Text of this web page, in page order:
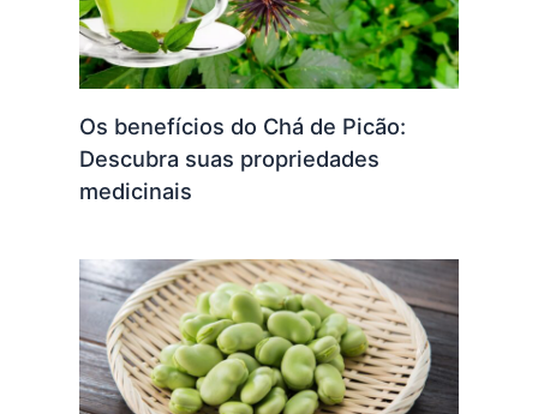
Os benefícios do Chá de Picão:
Descubra suas propriedades
medicinais